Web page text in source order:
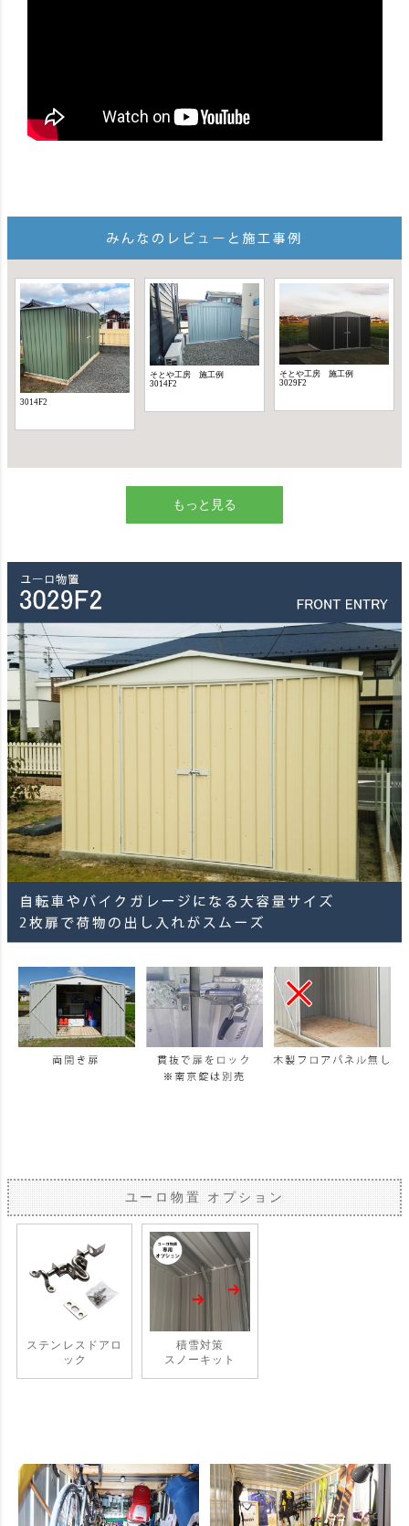
もっと見る
ユーロ物置 オプション
ステンレスドアロ
ック
積雪対策
スノーキット